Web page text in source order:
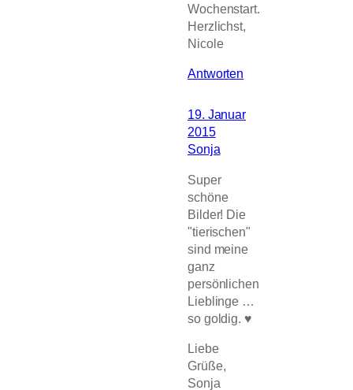
Wochenstart.
Herzlichst,
Nicole
Antworten
19. Januar
2015
Sonja
Super
schöne
Bilder! Die
"tierischen"
sind meine
ganz
persönlichen
Lieblinge …
so goldig. ♥
Liebe
Grüße,
Sonja